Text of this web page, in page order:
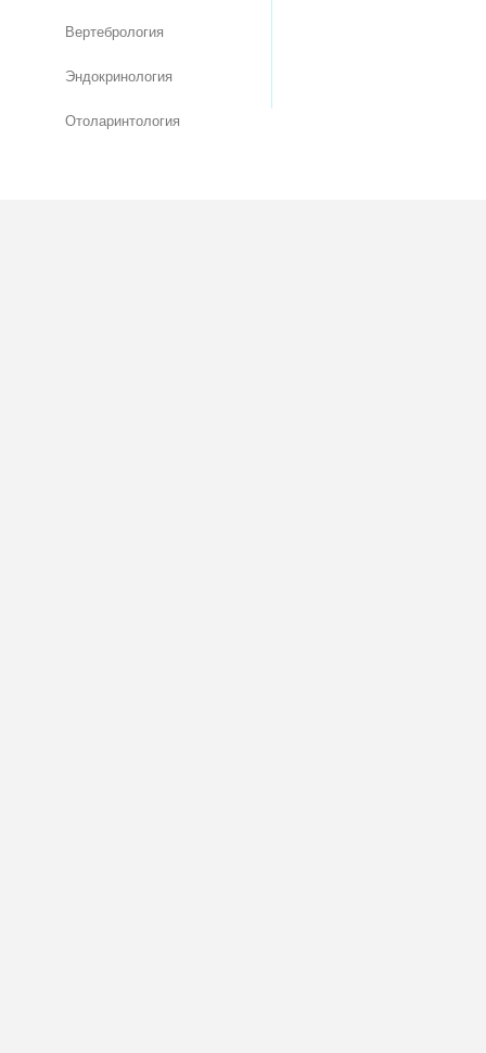
Вертебрология
Эндокринология
Отоларинтология